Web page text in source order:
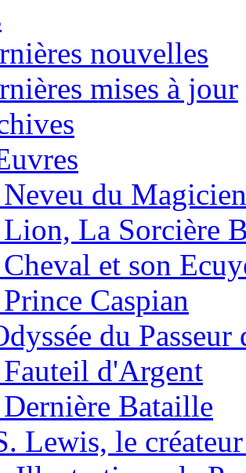
nouvelles
mises à jour
du Magicien
La Sorcière
et son
Caspian
du
d'Argent
Bataille
Lewis, le